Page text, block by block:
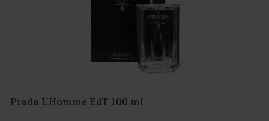
Prada L'Homme EdT 100 ml